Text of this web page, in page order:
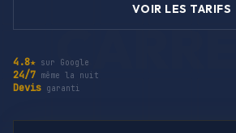
VOIR LES TARIFS
4.8★ sur Google
24/7 même la nuit
Devis garanti